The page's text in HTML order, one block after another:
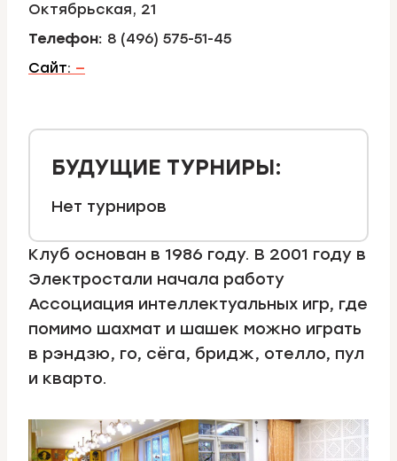
Октябрьская, 21
Телефон: 8 (496) 575-51-45
Сайт: —
БУДУЩИЕ ТУРНИРЫ:
Нет турниров
Клуб основан в 1986 году. В 2001 году в
Электростали начала работу
Ассоциация интеллектуальных игр, где
помимо шахмат и шашек можно играть
в рэндзю, го, сёга, бридж, отелло, пул
и кварто.